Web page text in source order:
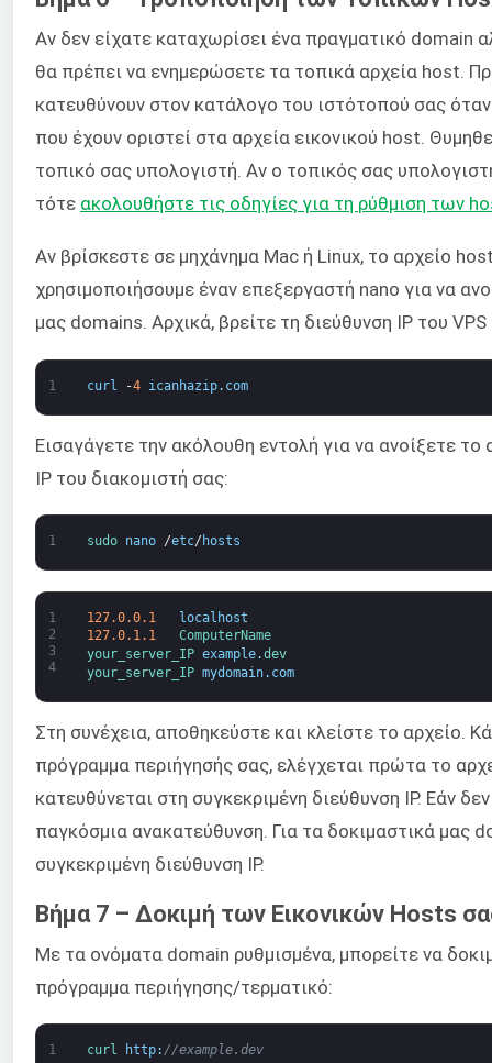
Αν δεν είχατε καταχωρίσει ένα πραγματικό domain
θα πρέπει να ενημερώσετε τα τοπικά αρχεία host.
κατευθύνουν στον κατάλογο του ιστότοπού σας
που έχουν οριστεί στα αρχεία εικονικού host.
τοπικό σας υπολογιστή. Αν ο τοπικός σας
τότε ακολουθήστε τις οδηγίες για τη ρύθμιση των
Αν βρίσκεστε σε μηχάνημα Mac ή Linux, το αρχείο
χρησιμοποιήσουμε έναν επεξεργαστή nano για να
μας domains. Αρχικά, βρείτε τη διεύθυνση IP του
1 curl -4 icanhazip. com
Εισαγάγετε την ακόλουθη εντολή για να ανοίξετε
IP του διακομιστή σας:
1 sudo nano /etc/ hosts
1
2
3
4
127.0.0.1
localhost
127.0.1.1
ComputerName
your_server_IP example.dev
your_server_IP mydomain. com
Στη συνέχεια, αποθηκεύστε και κλείστε το αρχείο.
πρόγραμμα περιήγησής σας, ελέγχεται πρώτα το
κατευθύνεται στη συγκεκριμένη διεύθυνση IP. Εάν
παγκόσμια ανακατεύθυνση. Για τα δοκιμαστικά μας
συγκεκριμένη διεύθυνση IP.
Βήμα 7 – Δοκιμή των Εικονικών Hosts
Με τα ονόματα domain ρυθμισμένα, μπορείτε να
πρόγραμμα περιήγησης/τερματικό:
1 curl http: //example.dev